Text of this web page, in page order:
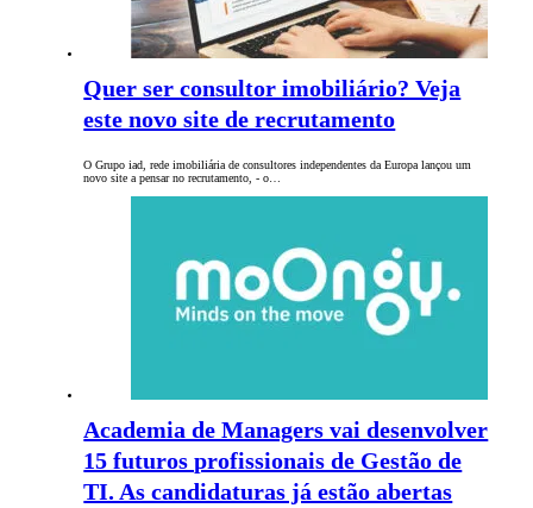
Quer ser consultor imobiliário? Veja
este novo site de recrutamento
O Grupo iad, rede imobiliária de consultores independentes da Europa lançou um
novo site a pensar no recrutamento, - o…
Academia de Managers vai desenvolver
15 futuros profissionais de Gestão de
TI. As candidaturas já estão abertas